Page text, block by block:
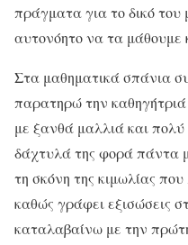
πράγματα για το δικό του
αυτονόητο να τα μάθουμε
Στα μαθηματικά σπάνια
παρατηρώ την
με ξανθά μαλλιά και
δάχτυλά της φορά πάντα
τη σκόνη της κιμωλίας
καθώς γράφει εξισώσεις
καταλαβαίνω με την